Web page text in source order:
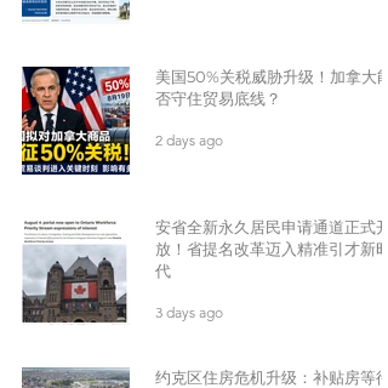
美国50%关税威胁升级！加拿大能
否守住贸易底线？
2 days ago
安省全新永久居民申请通道正式开
放！省提名改革迈入精准引才新时
代
3 days ago
约克区住房危机升级：补贴房等待